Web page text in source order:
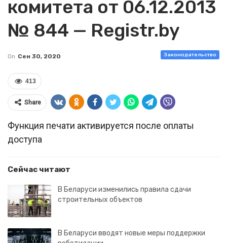
комитета от 06.12.2013
№ 844 — Registr.by
Законодательство
On Сен 30, 2020
413
Share
Функция печати активируется после оплаты
доступа
Сейчас читают
В Беларуси изменились правила сдачи
строительных объектов
В Беларуси вводят новые меры поддержки